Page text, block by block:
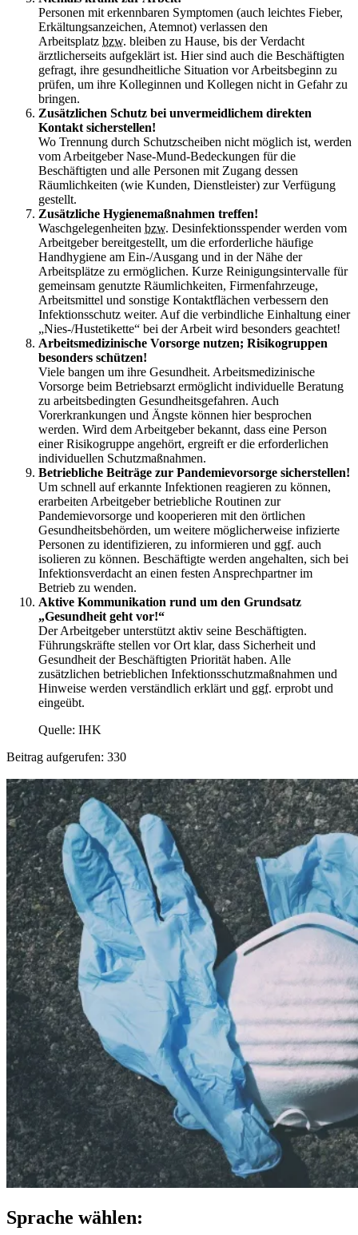
Personen mit erkennbaren Symptomen (auch leichtes Fieber,
Erkältungsanzeichen, Atemnot) verlassen den
Arbeitsplatz bzw. bleiben zu Hause, bis der Verdacht
ärztlicherseits aufgeklärt ist. Hier sind auch die Beschäftigten
gefragt, ihre gesundheitliche Situation vor Arbeitsbeginn zu
prüfen, um ihre Kolleginnen und Kollegen nicht in Gefahr zu
bringen.
Zusätzlichen Schutz bei unvermeidlichem direkten
Kontakt sicherstellen!
Wo Trennung durch Schutzscheiben nicht möglich ist, werden
vom Arbeitgeber Nase-Mund-Bedeckungen für die
Beschäftigten und alle Personen mit Zugang dessen
Räumlichkeiten (wie Kunden, Dienstleister) zur Verfügung
gestellt.
Zusätzliche Hygienemaßnahmen treffen!
Waschgelegenheiten bzw. Desinfektionsspender werden vom
Arbeitgeber bereitgestellt, um die erforderliche häufige
Handhygiene am Ein-/Ausgang und in der Nähe der
Arbeitsplätze zu ermöglichen. Kurze Reinigungsintervalle für
gemeinsam genutzte Räumlichkeiten, Firmenfahrzeuge,
Arbeitsmittel und sonstige Kontaktflächen verbessern den
Infektionsschutz weiter. Auf die verbindliche Einhaltung einer
„Nies-/Hustetikette“ bei der Arbeit wird besonders geachtet!
Arbeitsmedizinische Vorsorge nutzen; Risikogruppen
besonders schützen!
Viele bangen um ihre Gesundheit. Arbeitsmedizinische
Vorsorge beim Betriebsarzt ermöglicht individuelle Beratung
zu arbeitsbedingten Gesundheitsgefahren. Auch
Vorerkrankungen und Ängste können hier besprochen
werden. Wird dem Arbeitgeber bekannt, dass eine Person
einer Risikogruppe angehört, ergreift er die erforderlichen
individuellen Schutzmaßnahmen.
Betriebliche Beiträge zur Pandemievorsorge sicherstellen!
Um schnell auf erkannte Infektionen reagieren zu können,
erarbeiten Arbeitgeber betriebliche Routinen zur
Pandemievorsorge und kooperieren mit den örtlichen
Gesundheitsbehörden, um weitere möglicherweise infizierte
Personen zu identifizieren, zu informieren und ggf. auch
isolieren zu können. Beschäftigte werden angehalten, sich bei
Infektionsverdacht an einen festen Ansprechpartner im
Betrieb zu wenden.
Aktive Kommunikation rund um den Grundsatz
„Gesundheit geht vor!“
Der Arbeitgeber unterstützt aktiv seine Beschäftigten.
Führungskräfte stellen vor Ort klar, dass Sicherheit und
Gesundheit der Beschäftigten Priorität haben. Alle
zusätzlichen betrieblichen Infektionsschutzmaßnahmen und
Hinweise werden verständlich erklärt und ggf. erprobt und
eingeübt.
Quelle: IHK
Beitrag aufgerufen: 330
Sprache wählen: